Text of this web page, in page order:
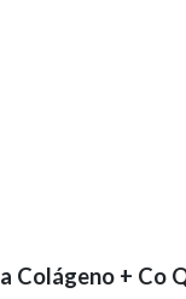
Colágeno + Co